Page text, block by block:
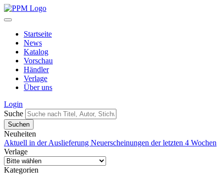
Startseite
News
Katalog
Vorschau
Händler
Verlage
Über uns
Login
Suche
Neuheiten
Aktuell in der Auslieferung Neuerscheinungen der letzten 4 Wochen
Verlage
Kategorien